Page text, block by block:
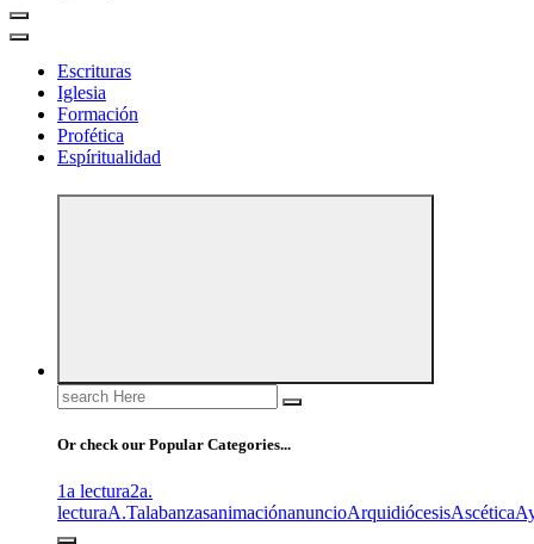
Escrituras
Iglesia
Formación
Profética
Espíritualidad
Search
for:
Or check our Popular Categories...
1a lectura2a.
lecturaA.TalabanzasanimaciónanuncioArquidiócesisAscética